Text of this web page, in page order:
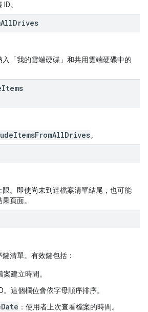
。
AllDrives
「我的雲端硬碟」和共用雲端硬碟中的
Items
。
。即使尚未到達檔案清單結尾，也可能
頁面。
清單。有效鍵包括：
案建立時間。
。這個欄位會依字母順序排序。
：使用者上次查看檔案的時間。